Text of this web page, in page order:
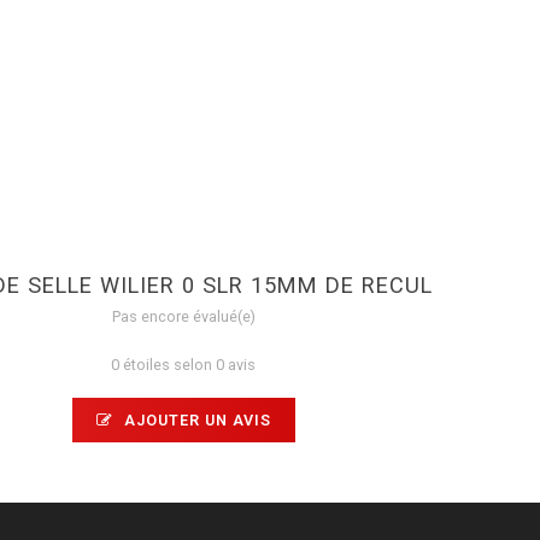
SELLE WILIER 0 SLR 15MM DE RECUL
Pas encore évalué(e)
0 étoiles selon 0 avis
AJOUTER UN AVIS